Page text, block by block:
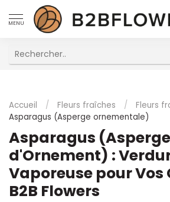
MENU
Accueil / Fleurs fraîches / Fleurs
Asparagus (Asperge ornementale)
Asparagus (Asperge
d'Ornement) :
Vaporeuse pour Vos
B2B Flowers